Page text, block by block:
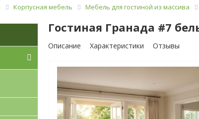
Корпусная мебель Мебель для гостиной из массива
Гостиная Гранада #7
Описание Характеристики Отзывы